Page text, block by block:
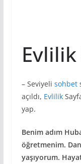
Evlilik
– Seviyeli sohbet
açıldı, Evlilik
yap.
Benim adım
öğretmenim.
yaşıyorum.